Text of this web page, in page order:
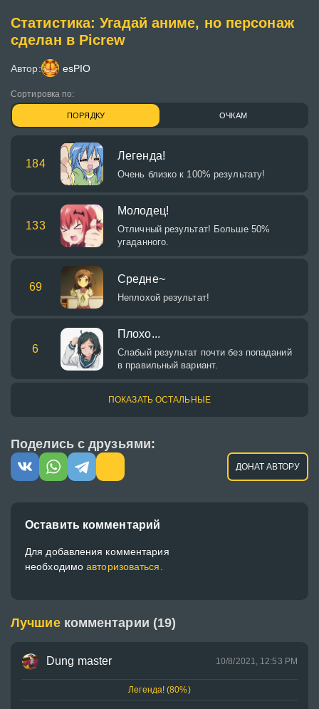
Статистика: Угадай аниме, но персонаж
сделан в Picrew
Автор: esPIO
Сортировка по:
ПОРЯДКУ ОЧКАМ
184
Легенда!
Очень близко к 100% результату!
133
Молодец!
Отличный результат! Больше 50%
угаданного.
69
Средне~
Неплохой результат!
6
Плохо...
Слабый результат почти без попаданий
в правильный вариант.
ПОКАЗАТЬ ОСТАЛЬНЫЕ
Поделись с друзьями:
ДОНАТ АВТОРУ
Оставить комментарий
Для добавления комментария
необходимоавторизоваться.
Лучшие комментарии (19)
Dung master 10/8/2021, 12:53 PM
Легенда! (80%)